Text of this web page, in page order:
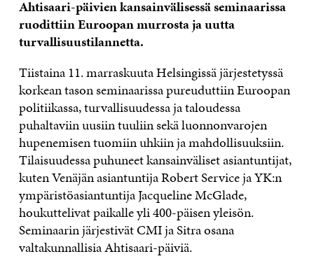
Ahtisaari-päivien kansainvälisessä seminaarissa
ruodittiin Euroopan murrosta ja uutta
turvallisuustilannetta.
Tiistaina 11. marraskuuta Helsingissä järjestetyssä
korkean tason seminaarissa pureuduttiin Euroopan
politiikassa, turvallisuudessa ja taloudessa
puhaltaviin uusiin tuuliin sekä luonnonvarojen
hupenemisen tuomiin uhkiin ja mahdollisuuksiin.
Tilaisuudessa puhuneet kansainväliset asiantuntijat,
kuten Venäjän asiantuntija Robert Service ja YK:n
ympäristöasiantuntija Jacqueline McGlade,
houkuttelivat paikalle yli 400-päisen yleisön.
Seminaarin järjestivät CMI ja Sitra osana
valtakunnallisia Ahtisaari-päiviä.